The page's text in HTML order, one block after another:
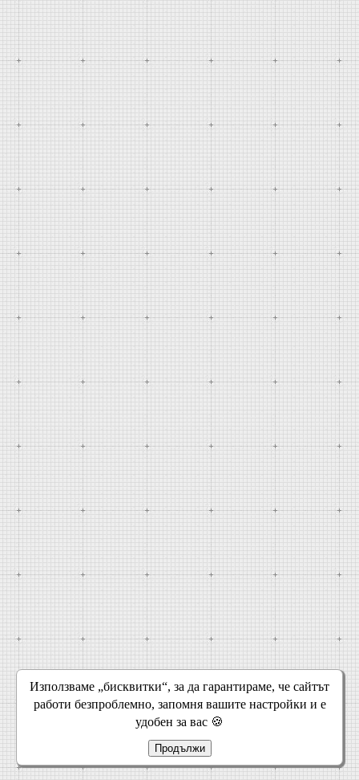
Използваме „бисквитки“, за да гарантираме, че сайтът
работи безпроблемно, запомня вашите настройки и е
удобен за вас 🍪
Продължи